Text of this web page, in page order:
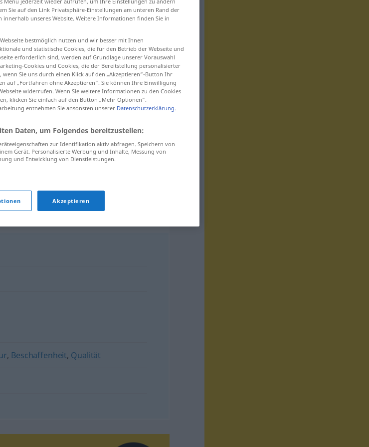
Anweisung
Ordnung
, Beschaffenheit, Qualität
Sie auf den Link Privatsphäre-Einstellungen am unteren Rand der
innerhalb unseres Website. Weitere Informationen finden Sie in
bestmöglich nutzen und wir besser mit Ihnen
und statistische Cookies, die für den Betrieb der Webseite und
erforderlich sind, werden auf Grundlage unserer Vorauswahl
Cookies und Cookies, die der Bereitstellung personalisierter
Sie uns durch einen Klick auf den „Akzeptieren“-Button Ihr
auf „Fortfahren ohne Akzeptieren“. Sie können Ihre Einwilligung
widerrufen. Wenn Sie weitere Informationen zu den Cookies
klicken Sie einfach auf den Button „Mehr Optionen“.
entnehmen Sie ansonsten unserer Datenschutzerklärung.
Daten, um Folgendes bereitzustellen:
zur Identifikation aktiv abfragen. Speichern von
Gerät. Personalisierte Werbung und Inhalte, Messung von
und Entwicklung von Dienstleistungen.
Akzeptieren